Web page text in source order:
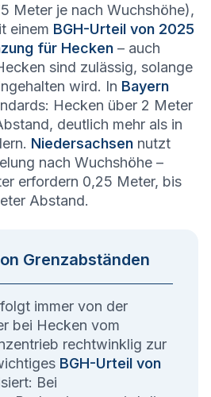
Meter je nach Wuchshöhe),
einem BGH-Urteil von 2025
für Hecken – auch
sind zulässig, solange
wird. In Bayern
Hecken über 2 Meter
deutlich mehr als in
Niedersachsen nutzt
nach Wuchshöhe –
erfordern 0,25 Meter, bis
Abstand.
Grenzabständen
immer von der
bei Hecken vom
rechtwinklig zur
BGH-Urteil von
Bei